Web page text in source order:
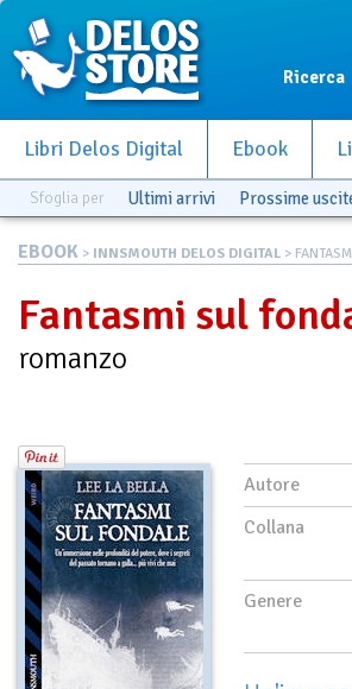
Ricerca
Libri Delos Digital Ebook
Sfoglia per Ultimi arrivi Prossime
EBOOK > INNSMOUTH DELOS DIGITAL >
Fantasmi sul
romanzo
Autore
Collana
Genere